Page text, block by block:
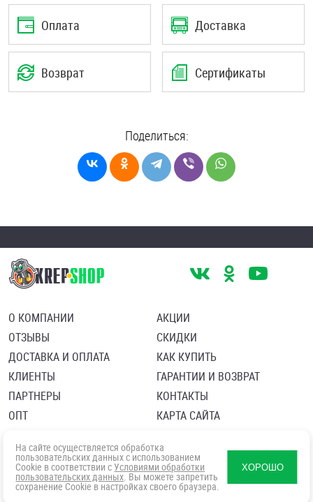
Оплата Доставка
Возврат Сертификаты
Поделиться:
О КОМПАНИИ
ОТЗЫВЫ
ДОСТАВКА И ОПЛАТА
КЛИЕНТЫ
ПАРТНЕРЫ
ОПТ
АКЦИИ
СКИДКИ
КАК КУПИТЬ
ГАРАНТИИ И ВОЗВРАТ
КОНТАКТЫ
КАРТА САЙТА
Политика в отношении обработки персональных данных
Согласие посетителя сайта на обработку персональных данны
На сайте осуществляется обработка
пользовательских данных с использованием
Cookie в соответствии с Условиями обработки
пользовательских данных. Вы можете запретить
сохранение Cookie в настройках своего браузера.
ХОРОШО